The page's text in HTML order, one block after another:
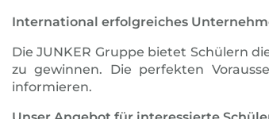
International erfolgreiches
Die JUNKER Gruppe bietet Schülern
zu gewinnen. Die perfekten
informieren.